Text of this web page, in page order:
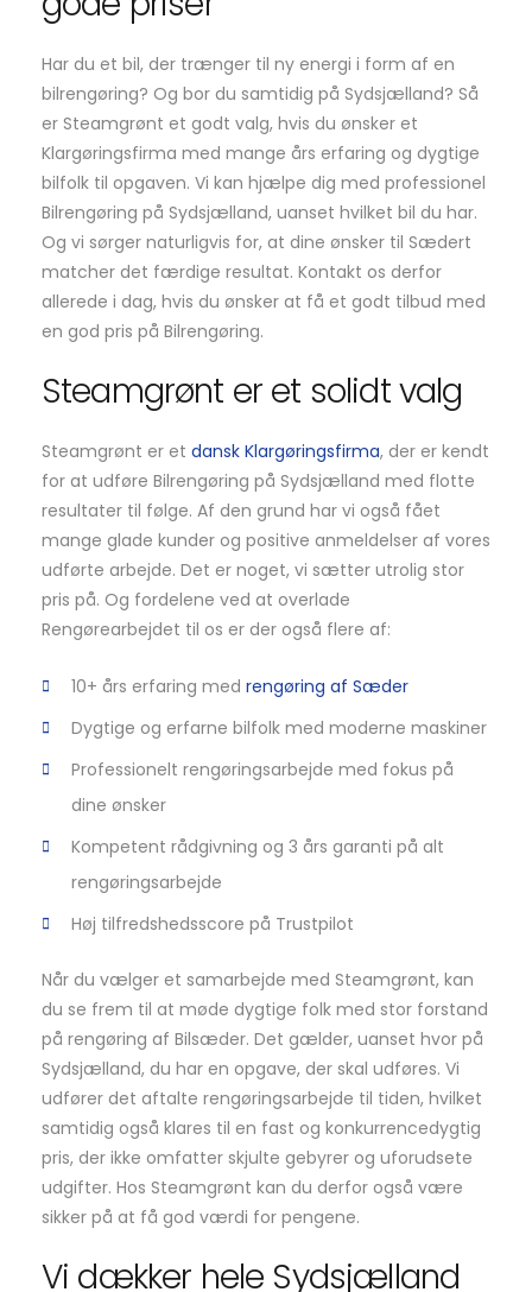
Har du et bil, der trænger til ny energi i form af en
bilrengøring? Og bor du samtidig på Sydsjælland? Så
er Steamgrønt et godt valg, hvis du ønsker et
Klargøringsfirma med mange års erfaring og dygtige
bilfolk til opgaven. Vi kan hjælpe dig med professionel
Bilrengøring på Sydsjælland, uanset hvilket bil du har.
Og vi sørger naturligvis for, at dine ønsker til Sædert
matcher det færdige resultat. Kontakt os derfor
allerede i dag, hvis du ønsker at få et godt tilbud med
en god pris på Bilrengøring.
Steamgrønt er et solidt valg
Steamgrønt er et dansk Klargøringsfirma, der er kendt
for at udføre Bilrengøring på Sydsjælland med flotte
resultater til følge. Af den grund har vi også fået
mange glade kunder og positive anmeldelser af vores
udførte arbejde. Det er noget, vi sætter utrolig stor
pris på. Og fordelene ved at overlade
Rengørearbejdet til os er der også flere af:
10+ års erfaring med rengøring af Sæder
Dygtige og erfarne bilfolk med moderne maskiner
Professionelt rengøringsarbejde med fokus på
dine ønsker
Kompetent rådgivning og 3 års garanti på alt
rengøringsarbejde
Høj tilfredshedsscore på Trustpilot
Når du vælger et samarbejde med Steamgrønt, kan
du se frem til at møde dygtige folk med stor forstand
på rengøring af Bilsæder. Det gælder, uanset hvor på
Sydsjælland, du har en opgave, der skal udføres. Vi
udfører det aftalte rengøringsarbejde til tiden, hvilket
samtidig også klares til en fast og konkurrencedygtig
pris, der ikke omfatter skjulte gebyrer og uforudsete
udgifter. Hos Steamgrønt kan du derfor også være
sikker på at få god værdi for pengene.
Vi dækker hele Sydsjælland